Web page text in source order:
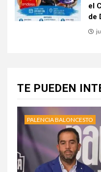
el
de
TE PUEDEN
PALENCIA BALONCESTO